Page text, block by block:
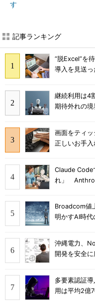
す
記事ランキング
“脱Excel”を
導入を見送っ
継続利用は4
期待外れの境
画面をティ
正しいお手入
Claude Code
れ」
Broadcom値
明かすAI時代
沖縄電力、
開発を安全
多要素認証
用は平均2億